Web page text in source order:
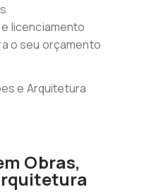
licenciamento
o seu orçamento
Obras,